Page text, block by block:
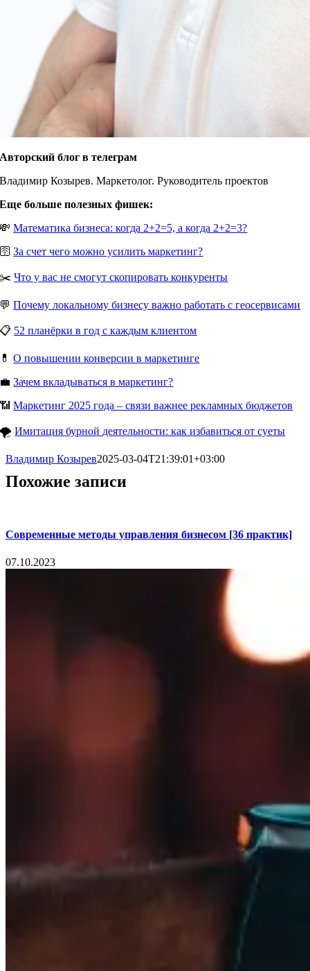
Авторский блог в телеграм
Владимир Козырев. Маркетолог. Руководитель проектов
Еще больше полезных фишек:
💸Математика бизнеса: когда 2+2=5, а когда 2+2=3?
🛜За счет чего можно усилить маркетинг?
✂️Что у вас не смогут скопировать конкуренты
💬Почему локальному бизнесу важно работать с геосервисами
📋 52 планёрки в год с каждым клиентом
💊О повышении конверсии в маркетинге
💼Зачем вкладываться в маркетинг?
📶Маркетинг 2025 года – связи важнее рекламных бюджетов
🌪Имитация бурной деятельности: как избавиться от суеты
Владимир Козырев2025-03-04T21:39:01+03:00
Похожие записи
Современные методы управления бизнесом [36 практик]
07.10.2023